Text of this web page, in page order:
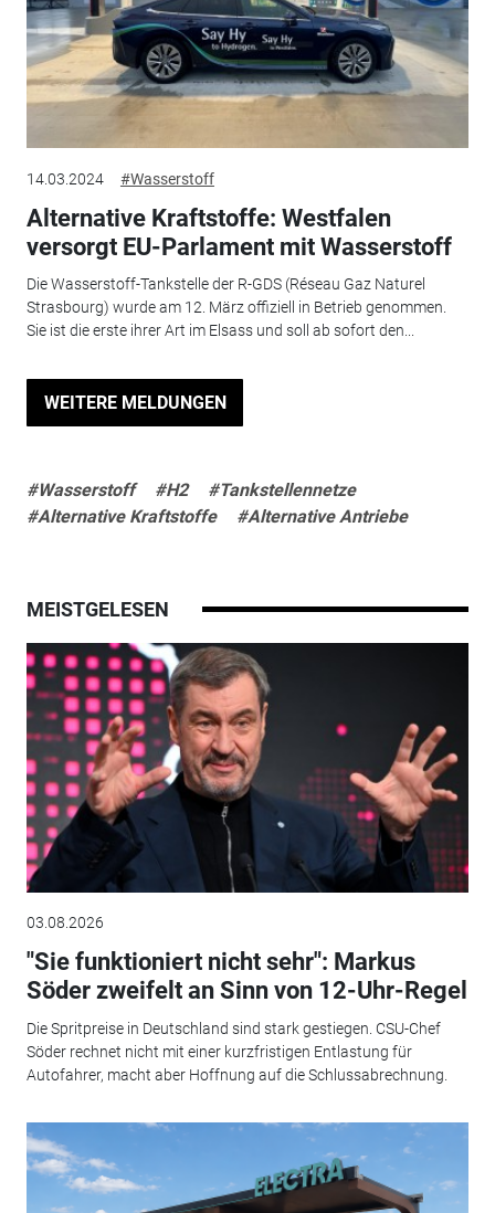
14.03.2024 #Wasserstoff
Alternative Kraftstoffe: Westfalen
versorgt EU-Parlament mit Wasserstoff
Die Wasserstoff-Tankstelle der R-GDS (Réseau Gaz Naturel
Strasbourg) wurde am 12. März offiziell in Betrieb genommen.
Sie ist die erste ihrer Art im Elsass und soll ab sofort den...
WEITERE MELDUNGEN
#Wasserstoff #H2
#Tankstellennetze
#Alternative Kraftstoffe
#Alternative Antriebe
MEISTGELESEN
03.08.2026
"Sie funktioniert nicht sehr": Markus
Söder zweifelt an Sinn von 12-Uhr-Regel
Die Spritpreise in Deutschland sind stark gestiegen. CSU-Chef
Söder rechnet nicht mit einer kurzfristigen Entlastung für
Autofahrer, macht aber Hoffnung auf die Schlussabrechnung.